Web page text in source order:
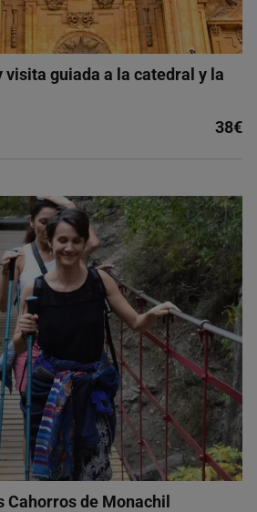
visita guiada a la catedral y la
38€
Cahorros de Monachil